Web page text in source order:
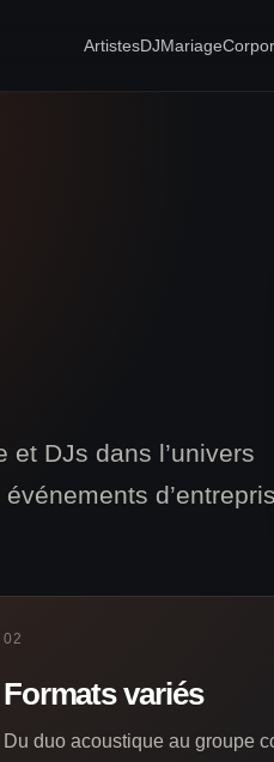
ArtistesDJMariage
et DJs dans l’univers
02
Formats variés
Du duo acoustique au groupe